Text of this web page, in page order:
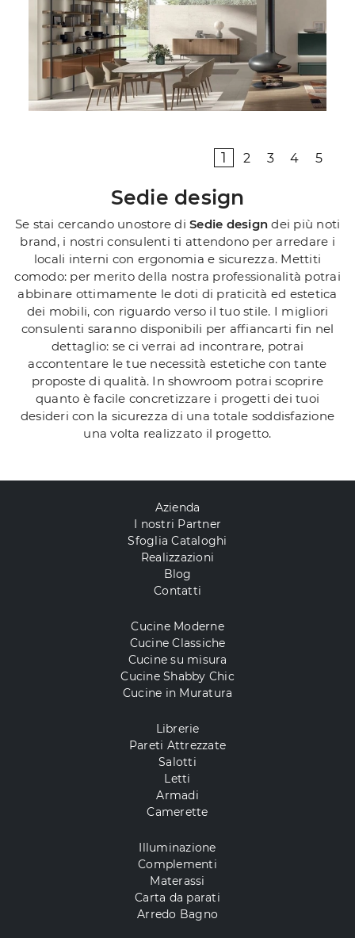
1 2 3 4 5
Sedie design
Se stai cercando unostore di Sedie design dei più noti
brand, i nostri consulenti ti attendono per arredare i
locali interni con ergonomia e sicurezza. Mettiti
comodo: per merito della nostra professionalità potrai
abbinare ottimamente le doti di praticità ed estetica
dei mobili, con riguardo verso il tuo stile. I migliori
consulenti saranno disponibili per affiancarti fin nel
dettaglio: se ci verrai ad incontrare, potrai
accontentare le tue necessità estetiche con tante
proposte di qualità. In showroom potrai scoprire
quanto è facile concretizzare i progetti dei tuoi
desideri con la sicurezza di una totale soddisfazione
una volta realizzato il progetto.
Azienda
I nostri Partner
Sfoglia Cataloghi
Realizzazioni
Blog
Contatti
Cucine Moderne
Cucine Classiche
Cucine su misura
Cucine Shabby Chic
Cucine in Muratura
Librerie
Pareti Attrezzate
Salotti
Letti
Armadi
Camerette
Illuminazione
Complementi
Materassi
Carta da parati
Arredo Bagno